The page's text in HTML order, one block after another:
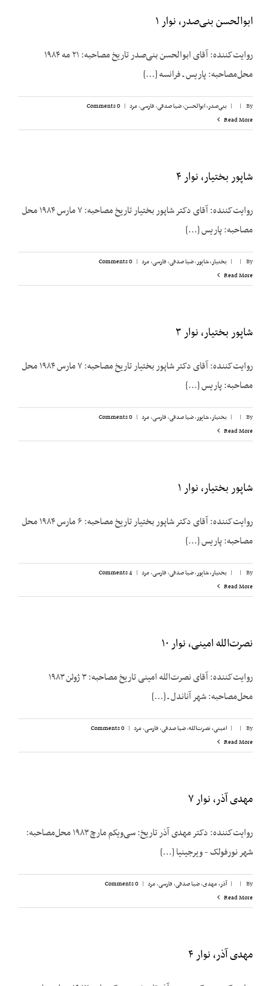
ابوالحسن بنی‌صدر، نوار ۱
روایت‌کننده: آقای ابوالحسن بنی‌صدر تاریخ مصاحبه: ۲۱ مه ۱۹۸۴
محل‌مصاحبه: پاریس ـ فرانسه [...]
By
|
| بنی‌صدر، ابوالحسن,ضیا صدقی,فارسی,مرد |
0 Comments
Read More
شاپور بختیار، نوار ۴
روایت‌کننده: آقای دکتر شاپور بختیار تاریخ مصاحبه: ۷ مارس ۱۹۸۴ محل
مصاحبه: پاریس [...]
By
|
| بختیار، شاپور,ضیا صدقی,فارسی,مرد |
0 Comments
Read More
شاپور بختیار، نوار ۳
روایت‌کننده: آقای دکتر شاپور بختیار تاریخ مصاحبه: ۷ مارس ۱۹۸۴ محل
مصاحبه: پاریس [...]
By
|
| بختیار، شاپور,ضیا صدقی,فارسی,مرد |
0 Comments
Read More
شاپور بختیار، نوار ۱
روایت‌کننده: آقای دکتر شاپور بختیار تاریخ مصاحبه: ۶ مارس ۱۹۸۴ محل
مصاحبه: پاریس [...]
By
|
| بختیار، شاپور,ضیا صدقی,فارسی,مرد |
4 Comments
Read More
نصرت‌الله امینی، نوار ۱۰
روایت‌کننده: آقای نصرت‌الله امینی تاریخ مصاحبه: ۳ ژوئن ۱۹۸۳
محل‌مصاحبه: شهر آناندل ـ [...]
By
|
| امینی، نصرت‌الله,ضیا صدقی,فارسی,مرد |
0 Comments
Read More
مهدی آذر، نوار ۷
روایت‌کننده: دکتر مهدی آذر تاریخ: سی‌ویکم مارچ ۱۹۸۳ محل‌مصاحبه:
شهر نورفولک - ویرجینیا [...]
By
|
| آذر، مهدی,ضیا صدقی,فارسی,مرد |
0 Comments
Read More
مهدی آذر، نوار ۴